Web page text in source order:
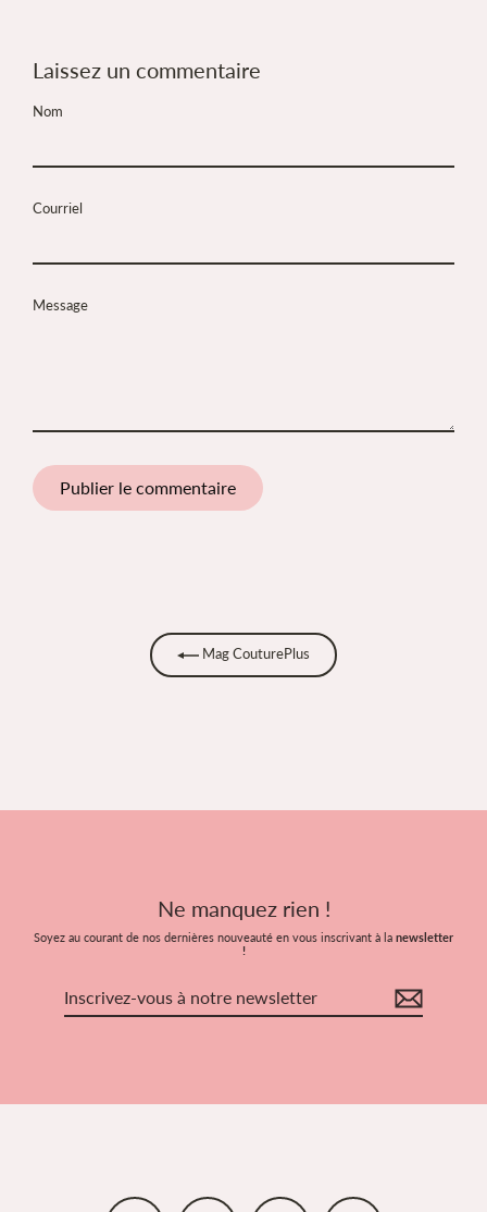
Laissez un commentaire
Nom
Courriel
Message
Mag CouturePlus
Ne manquez rien !
Soyez au courant de nos dernières nouveauté en vous inscrivant à la newsletter
!